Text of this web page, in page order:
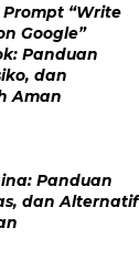
“Write
Google”
Panduan
dan
Aman
Panduan
dan Alternatif